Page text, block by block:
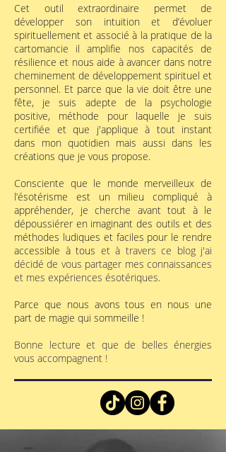
Cet outil extraordinaire permet de
développer son intuition et d’évoluer
spirituellement et associé à la pratique de la
cartomancie il amplifie nos capacités de
résilience et nous aide à avancer dans notre
cheminement de développement spirituel et
personnel. Et parce que la vie doit être une
fête, je suis adepte de la psychologie
positive, méthode pour laquelle je suis
certifiée et que j'applique à tout instant
dans mon quotidien mais aussi dans les
créations que je vous propose.
Consciente que le monde merveilleux de
l’ésotérisme est un milieu compliqué à
appréhender, je cherche avant tout à le
dépoussiérer en imaginant des outils et des
méthodes ludiques et faciles pour le rendre
accessible à tous et à travers ce blog j'ai
décidé de vous partager mes connaissances
et mes expériences ésotériques.
Parce que nous avons tous en nous une
part de magie qui sommeille !
Bonne lecture et que de belles énergies
vous accompagnent !